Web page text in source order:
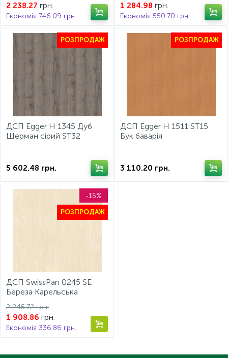
2 238.27 грн.
Економія 746.09 грн.
1 284.98 грн.
Економія 550.70 грн.
РОЗПРОДАЖ
ДСП Egger H 1345 Дуб
Шерман сірий ST32
5 602.48 грн.
РОЗПРОДАЖ
ДСП Egger H 1511 ST15
Бук баварія
3 110.20 грн.
-15%
РОЗПРОДАЖ
ДСП SwissPan 0245 SE
Береза Карельська
1 908.86 грн.
2 245.72 грн.
Економія 336.86 грн.